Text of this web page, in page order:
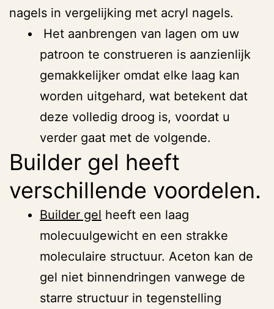
nagels in vergelijking met acryl nagels.
Het aanbrengen van lagen om uw
patroon te construeren is aanzienlijk
gemakkelijker omdat elke laag kan
worden uitgehard, wat betekent dat
deze volledig droog is, voordat u
verder gaat met de volgende.
Builder gel heeft
verschillende voordelen.
Builder gel heeft een laag
molecuulgewicht en een strakke
moleculaire structuur. Aceton kan de
gel niet binnendringen vanwege de
starre structuur in tegenstelling